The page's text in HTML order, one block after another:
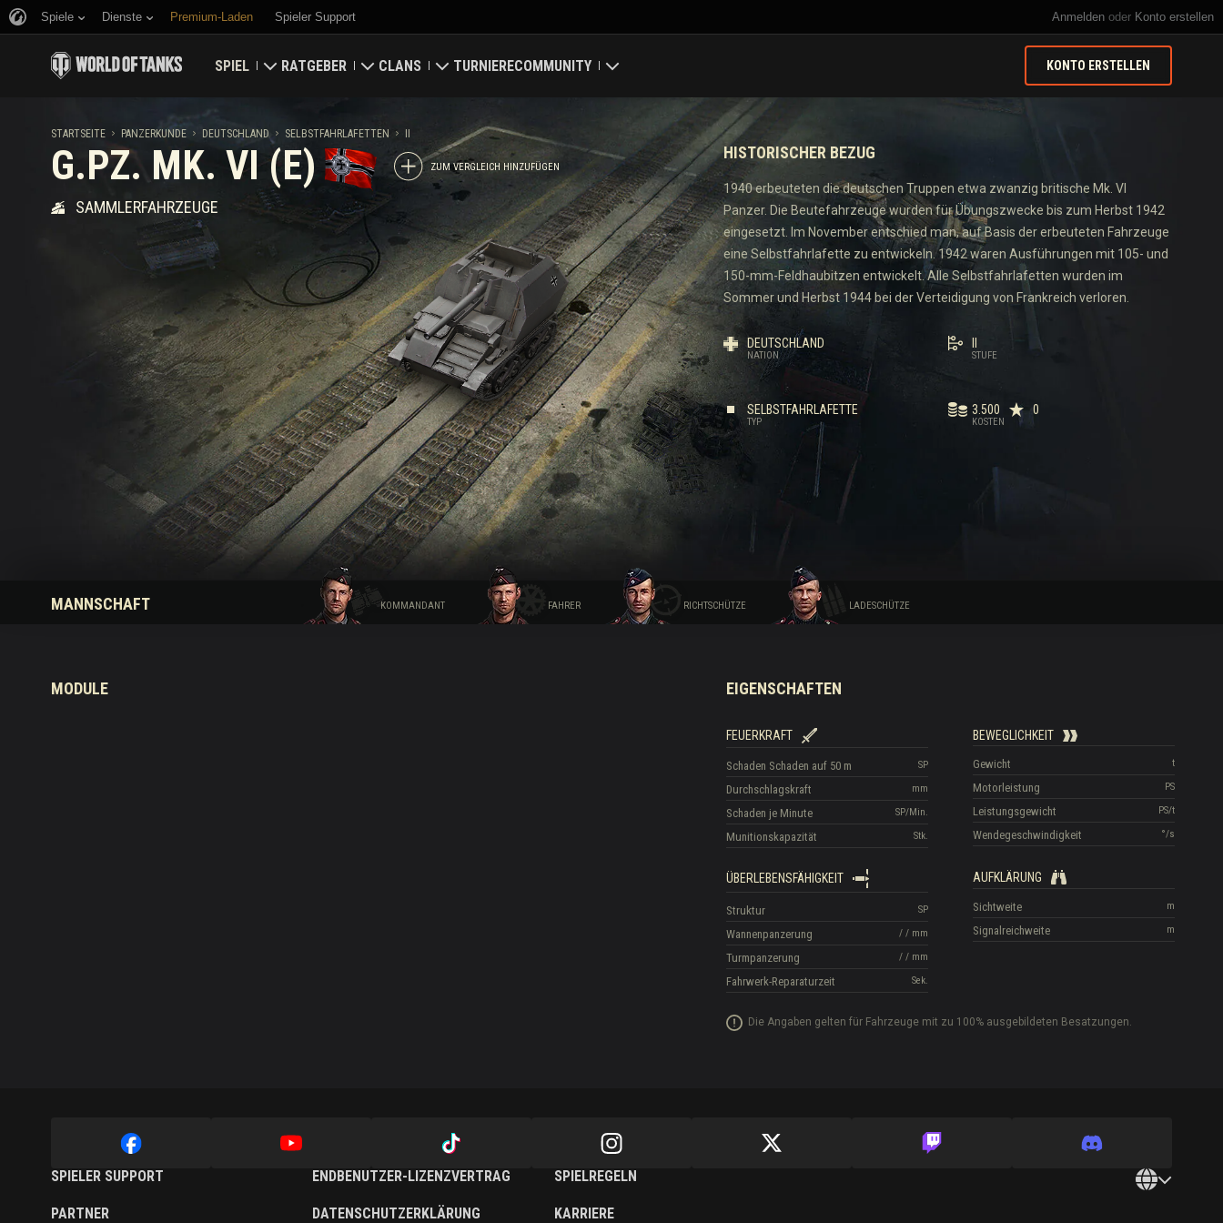
Anmelden oder Konto erstellen
Spiele Dienste Premium-Laden Spieler Support
SPIEL
Bonuscodes einlösen
Neuigkeiten
Wertungen
Aktualisierungen
Panzerkunde
Musik
RATGEBER
Allgemeiner Ratgeber
Spielwirtschaft
Kontosicherheit
Erfolge
Richtlinien zum Fairplay
Wargaming.net Game Center
Ratgeber zu Twitch-Drops
CLANS
Weltkarte
Clanwertungen
TURNIERECOMMUNITY
Spieler suchen
Empfehle einen Freund
Discord
Mod-Hub
Medien
KONTO ERSTELLEN
STARTSEITE PANZERKUNDE DEUTSCHLAND SELBSTFAHRLAFETTEN
G.PZ. MK. VI (E) ZUM VERGLEICH HINZUFÜGEN
SAMMLERFAHRZEUGE
HISTORISCHER BEZUG
1940 erbeuteten die deutschen Truppen etwa zwanzig britische Mk. VI
Panzer. Die Beutefahrzeuge wurden für Übungszwecke bis zum Herbst 1942
eingesetzt. Im November entschied man, auf Basis der erbeuteten Fahrzeuge
eine Selbstfahrlafette zu entwickeln. 1942 waren Ausführungen mit 105- und
150-mm-Feldhaubitzen entwickelt. Alle Selbstfahrlafetten wurden im
Sommer und Herbst 1944 bei der Verteidigung von Frankreich verloren.
NATION
DEUTSCHLAND
STUFE
TYP
SELBSTFAHRLAFETTE
KOSTEN
3.500 0
MANNSCHAFT KOMMANDANT FAHRER RICHTSCHÜTZE LADESCHÜTZE
MODULE EIGENSCHAFTEN
FEUERKRAFT
SP
Schaden Schaden auf 50 m
mm
Durchschlagskraft
SP/Min.
Schaden je Minute
Stk.
Munitionskapazität
BEWEGLICHKEIT
t
Gewicht
PS
Motorleistung
PS/t
Leistungsgewicht
°/s
Wendegeschwindigkeit
ÜBERLEBENSFÄHIGKEIT
SP
Struktur
/ / mm
Wannenpanzerung
/ / mm
Turmpanzerung
Sek.
Fahrwerk-Reparaturzeit
AUFKLÄRUNG
m
Sichtweite
m
Signalreichweite
Die Angaben gelten für Fahrzeuge mit zu 100% ausgebildeten Besatzungen.
SPIELER SUPPORT
PARTNER
ENDBENUTZER-LIZENZVERTRAG
DATENSCHUTZERKLÄRUNG
SPIELREGELN
KARRIERE